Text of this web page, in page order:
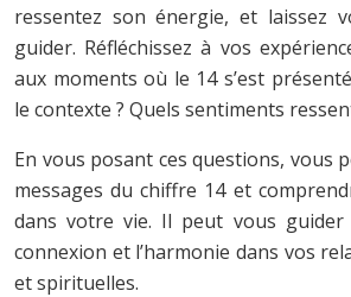
ressentez son énergie, et laissez
guider. Réfléchissez à vos
aux moments où le 14 s’est
le contexte ? Quels sentiments
En vous posant ces questions, vous
messages du chiffre 14 et
dans votre vie. Il peut vous guider
connexion et l’harmonie dans vos
et spirituelles.